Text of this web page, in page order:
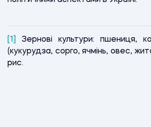
[1]
Зернові культури: пшениця,
(кукурудза, сорго, ячмінь, овес,
рис.